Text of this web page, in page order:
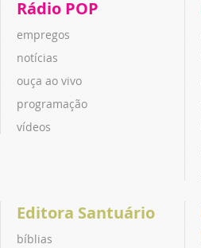
Rádio POP
empregos
notícias
ouça ao vivo
programação
vídeos
Editora Santuário
bíblias